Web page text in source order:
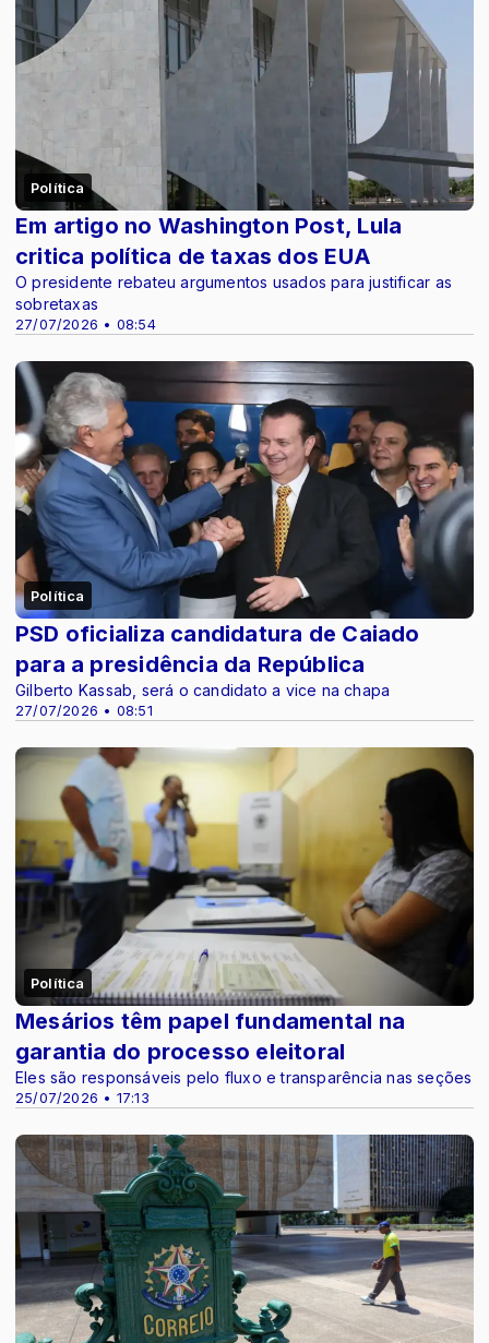
Política
27/07/2026 • 08:54
Em artigo no Washington Post, Lula
critica política de taxas dos EUA
O presidente rebateu argumentos usados para justificar as
sobretaxas
Política
27/07/2026 • 08:51
PSD oficializa candidatura de Caiado
para a presidência da República
Gilberto Kassab, será o candidato a vice na chapa
Política
25/07/2026 • 17:13
Mesários têm papel fundamental na
garantia do processo eleitoral
Eles são responsáveis pelo fluxo e transparência nas seções